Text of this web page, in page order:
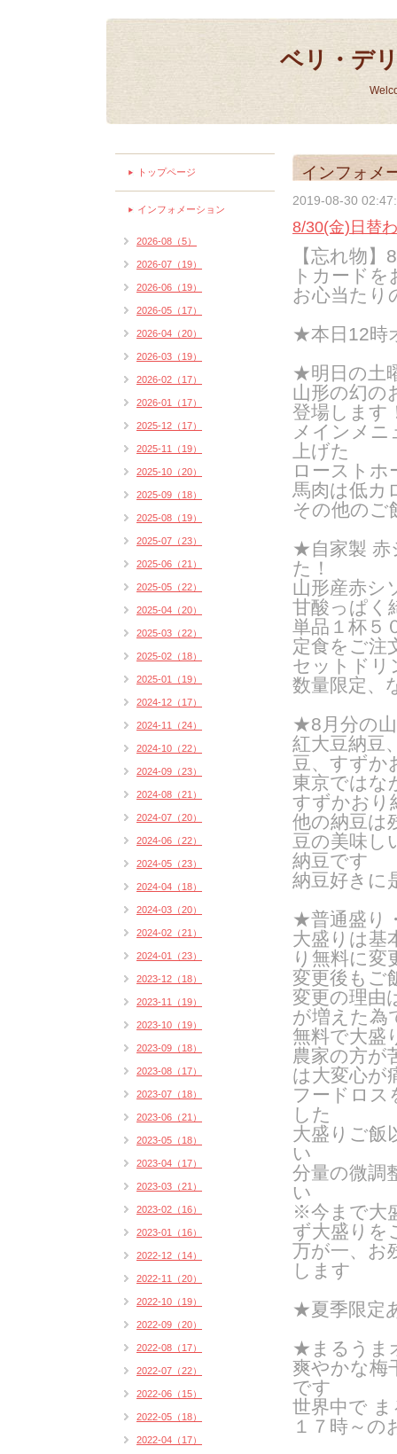
ベリ・デ
インフォメ
2019-08-30
8/30(金)日替
【忘れ物】
トカード
お心当たり
★本日12時
★明日の土
山形の幻の
登場します
メインメ
上げた
ローストホ
馬肉は低カ
その他のご
★ 自家製
た！
山形産赤シ
甘酸っぱく
単品１杯５
定食をご注
セットドリ
数量限定、
★8月分の
紅大豆納豆
豆、すずか
東京ではな
すずかおり
他の納豆は
豆の美味し
納豆です
納豆好きに
★普通盛り
大盛りは基
り無料に変
変更後もご
変更の理由
が増えた為
無料で大盛
農家の方が
は大変心が
フードロス
した
大盛りご飯
い
分量の微調
い
※今まで大
ず大盛りを
万が一、お
します
★夏季限定
★まるうま
爽やかな梅
です
世界中で
１７時～の
トップページ
インフォメーション
2026-08（5）
2026-07（19）
2026-06（19）
2026-05（17）
2026-04（20）
2026-03（19）
2026-02（17）
2026-01（17）
2025-12（17）
2025-11（19）
2025-10（20）
2025-09（18）
2025-08（19）
2025-07（23）
2025-06（21）
2025-05（22）
2025-04（20）
2025-03（22）
2025-02（18）
2025-01（19）
2024-12（17）
2024-11（24）
2024-10（22）
2024-09（23）
2024-08（21）
2024-07（20）
2024-06（22）
2024-05（23）
2024-04（18）
2024-03（20）
2024-02（21）
2024-01（23）
2023-12（18）
2023-11（19）
2023-10（19）
2023-09（18）
2023-08（17）
2023-07（18）
2023-06（21）
2023-05（18）
2023-04（17）
2023-03（21）
2023-02（16）
2023-01（16）
2022-12（14）
2022-11（20）
2022-10（19）
2022-09（20）
2022-08（17）
2022-07（22）
2022-06（15）
2022-05（18）
2022-04（17）